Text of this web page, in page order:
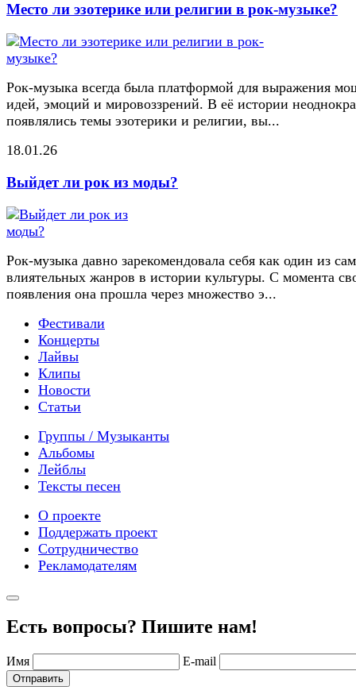
Место ли эзотерике или религии в рок-музыке?
Рок-музыка всегда была платформой для выражения
идей, эмоций и мировоззрений. В её истории
появлялись темы эзотерики и религии, вы...
18.01.26
Выйдет ли рок из моды?
Рок-музыка давно зарекомендовала себя как один из
влиятельных жанров в истории культуры. С момента
появления она прошла через множество э...
Фестивали
Концерты
Лайвы
Клипы
Новости
Статьи
Группы / Музыканты
Альбомы
Лейблы
Тексты песен
О проекте
Поддержать проект
Сотрудничество
Рекламодателям
Есть вопросы? Пишите нам!
Имя E-mail